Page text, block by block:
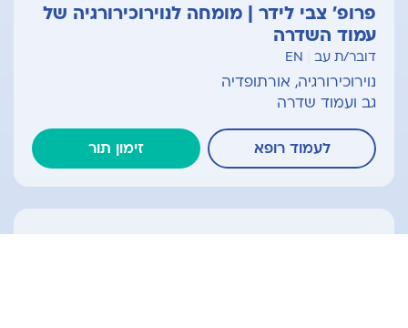
פרופ' צבי לידר | מומחה לנוירוכירורגיה של
עמוד השדרה
דובר/ת עב EN
נוירוכירורגיה, אורתופדיה
גב ועמוד שדרה
לעמוד רופא זימון תור